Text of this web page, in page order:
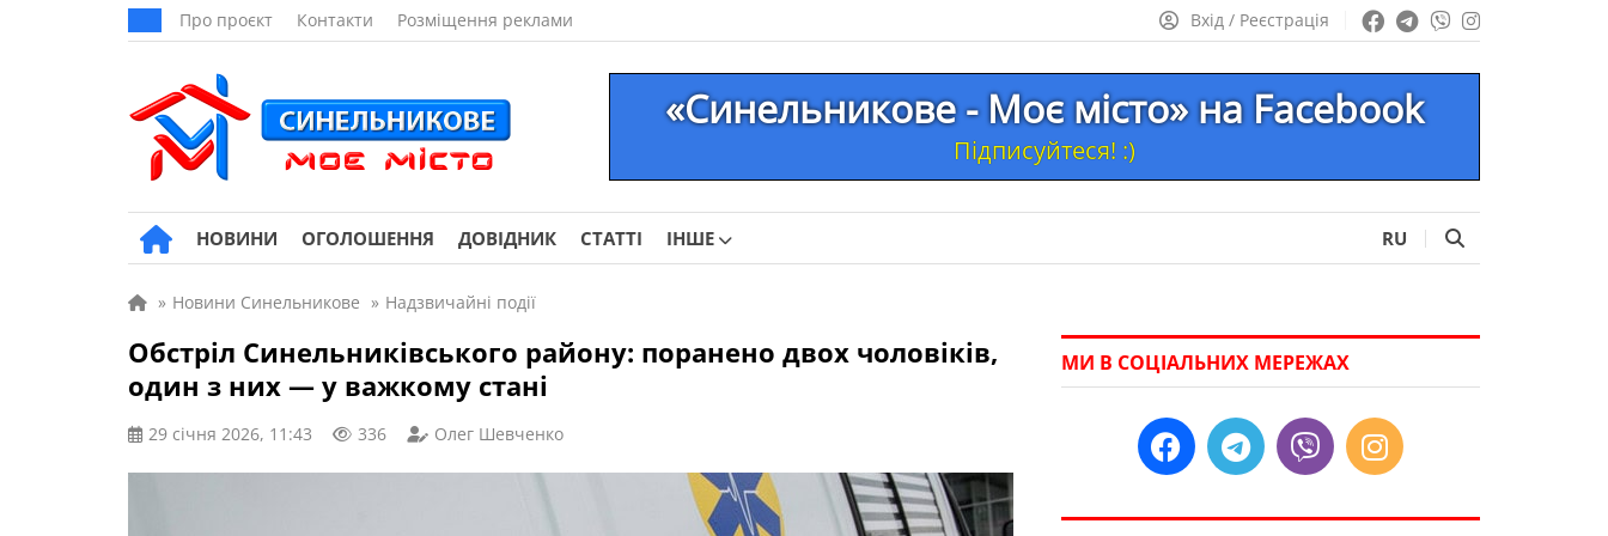
Про проєкт Контакти Розміщення реклами Вхід / Реєстрація
«Синельникове - Моє місто» на Facebook
Підписуйтеся! :)
НОВИНИ ОГОЛОШЕННЯ ДОВІДНИК СТАТТІ ІНШЕ RU
» Новини Синельникове » Надзвичайні події
Обстріл Синельниківського району: поранено двох чоловіків,
один з них — у важкому стані
29 січня 2026, 11:43 336 Олег Шевченко
МИ В СОЦІАЛЬНИХ МЕРЕЖАХ